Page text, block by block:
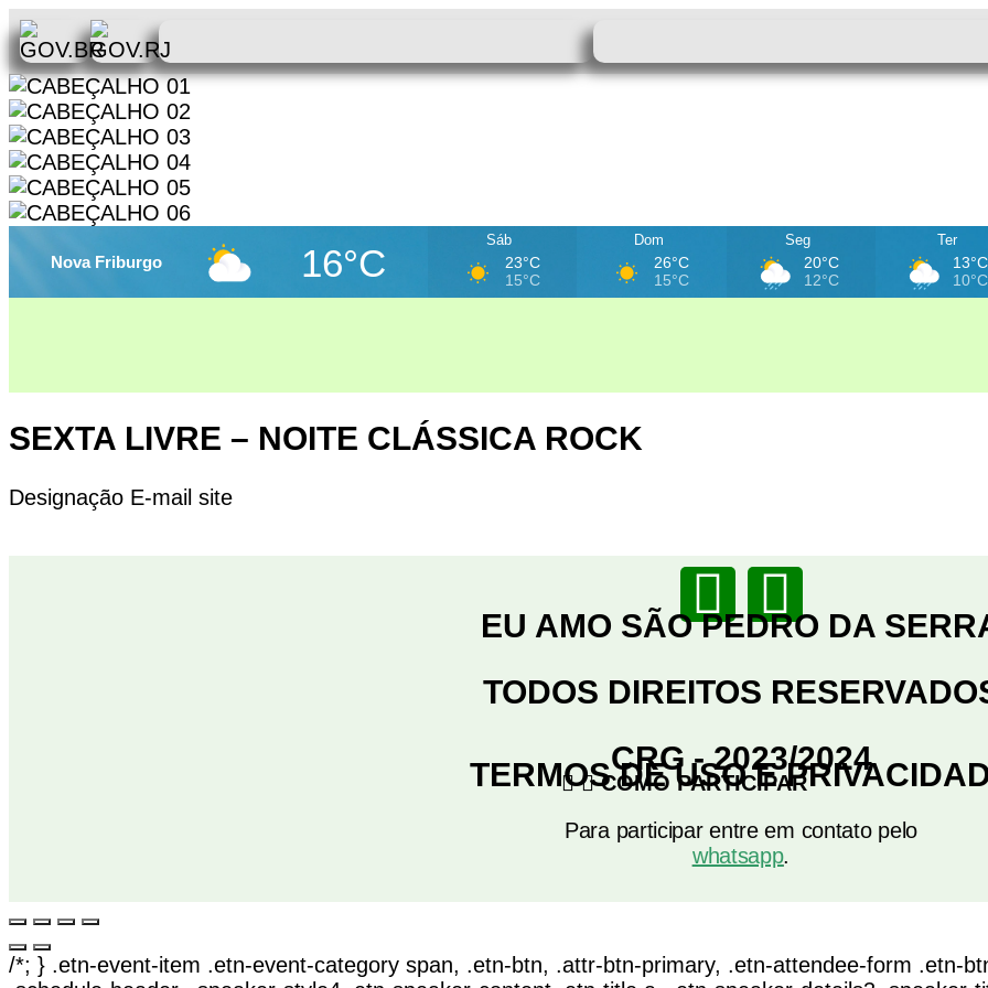
Nova Friburgo 16°C
Sáb
23°C
15°C
Dom
26°C
15°C
Seg
20°C
12°C
Ter
13°C
10°C
SEXTA LIVRE – NOITE CLÁSSICA ROCK
Designação E-mail site
EU AMO SÃO PEDRO DA
TODOS DIREITOS
CRG - 2023/2024
TERMOS DE USO E
COMO PARTICIPAR
Para participar entre em contato pelo
whatsapp.
/*; } .etn-event-item .etn-event-category span, .etn-btn, .attr-btn-primary, .etn-attendee-form .etn-